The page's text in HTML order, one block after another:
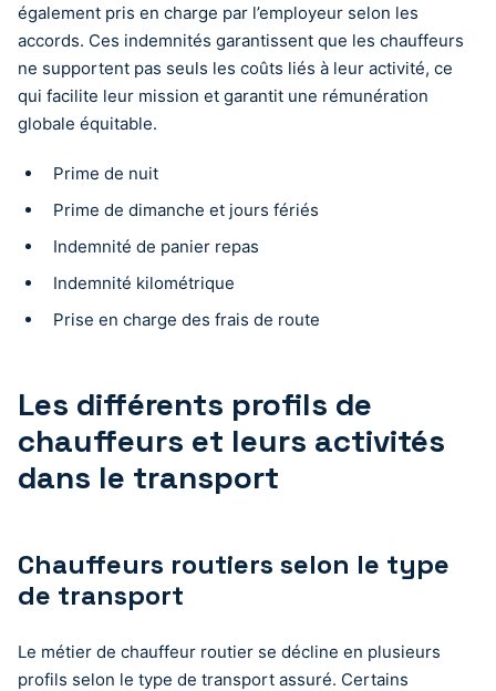
également pris en charge par l’employeur selon les
accords. Ces indemnités garantissent que les chauffeurs
ne supportent pas seuls les coûts liés à leur activité, ce
qui facilite leur mission et garantit une rémunération
globale équitable.
Prime de nuit
Prime de dimanche et jours fériés
Indemnité de panier repas
Indemnité kilométrique
Prise en charge des frais de route
Les différents profils de
chauffeurs et leurs activités
dans le transport
Chauffeurs routiers selon le type
de transport
Le métier de chauffeur routier se décline en plusieurs
profils selon le type de transport assuré. Certains